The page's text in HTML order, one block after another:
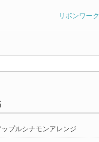
リボンワーク
プルシナモンアレンジ